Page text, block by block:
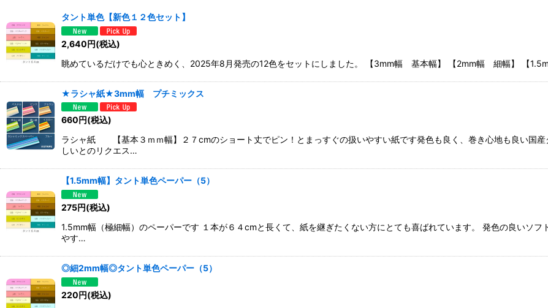
並び順:
絞り込む
タント単色【新色１２色セット】
2,640円(税込)
眺めているだけでも心ときめく、2025年8月発売の12色をセットにしました。 【3mm幅 基本幅】 【2mm幅 細幅】 【
★ラシャ紙★3mm幅 プチミックス
660円(税込)
ラシャ紙 【基本３ｍｍ幅】２７cmのショート丈でピン！とまっすぐの扱いやすい紙です発色も良く、巻き心地も良い国産
しいとのリクエス…
【1.5mm幅】タント単色ペーパー（5）
275円(税込)
1.5mm幅（極細幅）のペーパーです １本が６４cmと長くて、紙を継ぎたくない方にとても喜ばれています。 発色の良いソ
やす…
◎細2mm幅◎タント単色ペーパー（5）
220円(税込)